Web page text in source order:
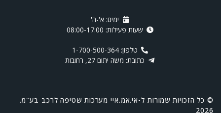
ימים: א'-ה'
שעות פעילות: 08:00-17:00
טלפון: 1-700-500-364
כתובת: משה יתום 27, רחובות
© כל הזכויות שמורות ל-אי.אמ.איי מערכות שטיפה לרכב בע"מ.
2026